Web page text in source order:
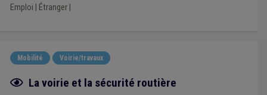
Emploi Étranger|
Mobilité Voirie/travaux
Fiche focus
La voirie et la sécurité routière